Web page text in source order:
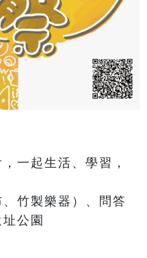
一起生活、學習，
竹製樂器）、問答
公園